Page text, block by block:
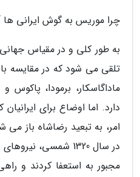
چرا موریس به گوش ایرانی
به طور کلی و در مقیاس
تلقی می شود که در مقایسه
ماداگاسکار، برمودا، پاکوس
دارد. اما اوضاع برای
امر، به تبعید رضاشاه باز
در سال 1320 شمسی،
مجبور به استعفا کردند و